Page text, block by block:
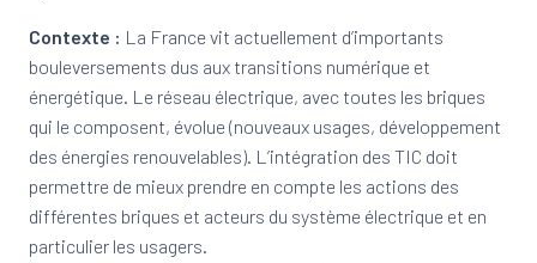
Contexte : La France vit actuellement d’importants
bouleversements dus aux transitions numérique et
énergétique. Le réseau électrique, avec toutes les briques
qui le composent, évolue (nouveaux usages, développement
des énergies renouvelables). L’intégration des TIC doit
permettre de mieux prendre en compte les actions des
différentes briques et acteurs du système électrique et en
particulier les usagers.